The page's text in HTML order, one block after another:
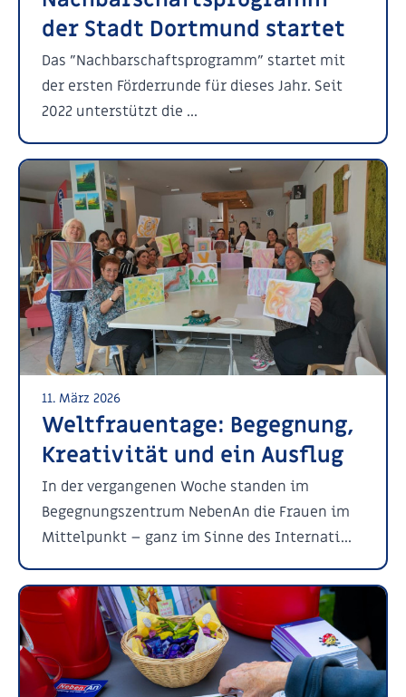
der Stadt Dortmund startet
Das "Nachbarschaftsprogramm" startet mit
der ersten Förderrunde für dieses Jahr. Seit
2022 unterstützt die ...
11. März 2026
Weltfrauentage: Begegnung,
Kreativität und ein Ausflug
In der vergangenen Woche standen im
Begegnungszentrum NebenAn die Frauen im
Mittelpunkt – ganz im Sinne des Internati...